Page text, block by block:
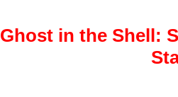
Ghost in the Shell: